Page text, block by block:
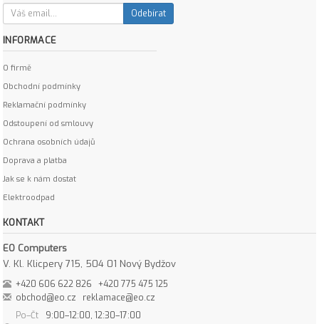
Odebírat
INFORMACE
O firmě
Obchodní podmínky
Reklamační podmínky
Odstoupení od smlouvy
Ochrana osobních údajů
Doprava a platba
Jak se k nám dostat
Elektroodpad
KONTAKT
EO Computers
V. Kl. Klicpery 715, 504 01 Nový Bydžov
+420 606 622 826
+420 775 475 125
obchod@eo.cz
reklamace@eo.cz
Po–Čt
9:00–12:00, 12:30–17:00